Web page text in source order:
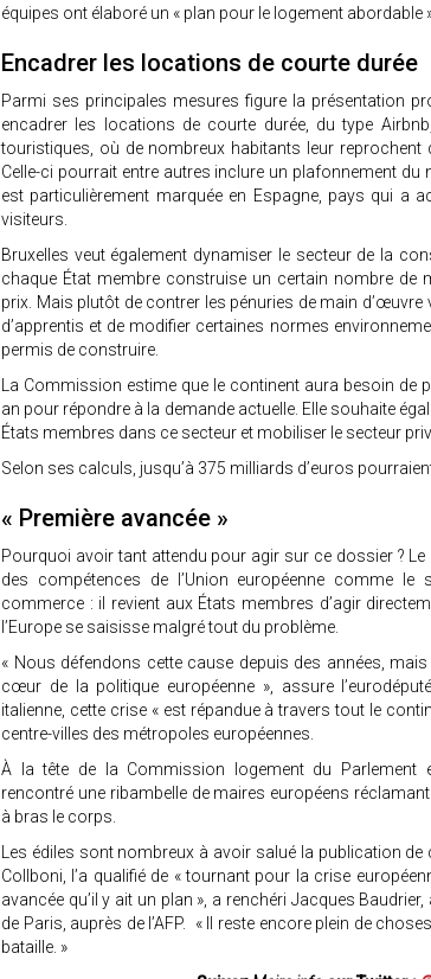
équipes ont élaboré un « plan pour le logement abordable
Encadrer les locations de courte durée
Parmi ses principales mesures figure la présentation
encadrer les locations de courte durée, du type
touristiques, où de nombreux habitants leur reprochent
Celle-ci pourrait entre autres inclure un plafonnement
est particulièrement marquée en Espagne, pays qui a
visiteurs.
Bruxelles veut également dynamiser le secteur de la
chaque État membre construise un certain nombre de
prix. Mais plutôt de contrer les pénuries de main
d’apprentis et de modifier certaines normes
permis de construire.
La Commission estime que le continent aura besoin de
an pour répondre à la demande actuelle. Elle souhaite
États membres dans ce secteur et mobiliser le secteur
Selon ses calculs, jusqu’à 375 milliards d’euros
« Première avancée »
Pourquoi avoir tant attendu pour agir sur ce dossier ?
des compétences de l’Union européenne comme le
commerce : il revient aux États membres d’agir
l’Europe se saisisse malgré tout du problème.
« Nous défendons cette cause depuis des années,
cœur de la politique européenne », assure
italienne, cette crise « est répandue à travers tout le
centre-villes des métropoles européennes.
À la tête de la Commission logement du Parlement
rencontré une ribambelle de maires européens
à bras le corps.
Les édiles sont nombreux à avoir salué la publication
Collboni, l’a qualifié de « tournant pour la crise
avancée qu’il y ait un plan », a renchéri Jacques
de Paris, auprès de l’AFP. « Il reste encore plein de
bataille. »